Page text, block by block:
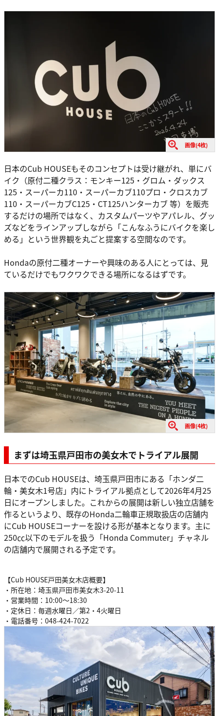
画像(4枚)
日本のCub HOUSEもそのコンセプトは受け継がれ、単にバ
イク（原付二種クラス：モンキー125・グロム・ダックス
125・スーパーカ110・スーパーカブ110プロ・クロスカブ
110・スーパーカブC125・CT125ハンターカブ 等）を販売
するだけの場所ではなく、カスタムパーツやアパレル、グッ
ズなどをラインアップしながら「こんなふうにバイクを楽し
める」という世界観を丸ごと提案する空間なのです。
Hondaの原付二種オーナーや興味のある人にとっては、見
ているだけでもワクワクできる場所になるはずです。
画像(4枚)
まずは埼玉県戸田市の美女木でトライアル展開
日本でのCub HOUSEは、埼玉県戸田市にある「ホンダ二
輪・美女木1号店」内にトライアル拠点として2026年4月25
日にオープンしました。これからの展開は新しい独立店舗を
作るというより、既存のHonda二輪車正規取扱店の店舗内
にCub HOUSEコーナーを設ける形が基本となります。主に
250㏄以下のモデルを扱う「Honda Commuter」チャネル
の店舗内で展開される予定です。
【Cub HOUSE戸田美女木店概要】
・所在地：埼玉県戸田市美女木3-20-11
・営業時間：10:00～18:30
・定休日：毎週水曜日／第2・4火曜日
・電話番号：048-424-7022